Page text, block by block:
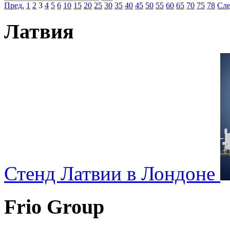
Пред. 1 2 3 4 5 6 10 15 20 25 30 35 40 45 50 55 60 65 70 75 78
Латвия
Стенд Латвии в Лондоне
Frio Group